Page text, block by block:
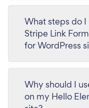
What steps do
Stripe Link
for WordPress
Why should I
on my Hello